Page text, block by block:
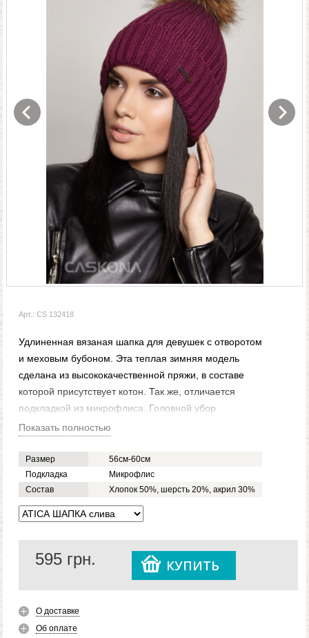
Арт.: CS 132418
Удлиненная вязаная шапка для девушек с отворотом
и меховым бубоном. Эта теплая зимняя модель
сделана из высококачественной пряжи, в составе
которой присутствует котон. Так же, отличается
подкладкой из микрофлиса. Головной убор
декорирован металлической фурнитурой с надписью
различными цветовыми вариациями, потому вам
осталось только сделать выбор и оформить заказ.
Модель ATICA подойдет тем, кто даже в лютый мороз
хочет быть привлекательной.
Показать полностью
Размер
56см-60см
Подкладка
Микрофлис
Состав
Хлопок 50%, шерсть 20%, акрил 30%
595 грн. КУПИТЬ
О доставке
Об оплате